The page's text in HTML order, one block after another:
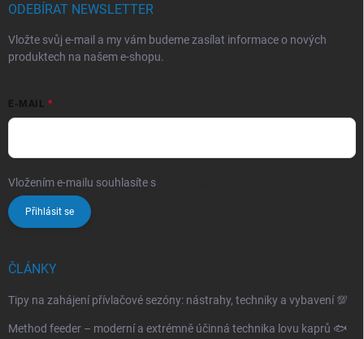
ODEBÍRAT NEWSLETTER
Vložte svůj e-mail a my vám budeme zasílat informace o nových
produktech na našem e-shopu.
E-MAIL
Vložením e-mailu souhlasíte s
Přihlásit se
ČLÁNKY
Tipy na zahájení přívlačové sezóny: nástrahy, techniky a vybavení 💯
Method feeder – moderní a extrémně účinná technika lovu kaprů 🐟